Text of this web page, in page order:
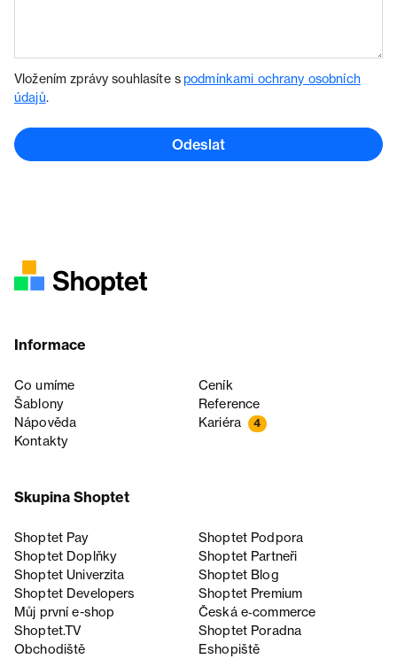
Vložením zprávy souhlasíte spodmínkami ochrany osobních
údajů.
Odeslat
Informace
Co umíme
Ceník
Šablony
Reference
Nápověda
Kariéra 4
Kontakty
Skupina Shoptet
Shoptet Pay
Shoptet Podpora
Shoptet Doplňky
Shoptet Partneři
Shoptet Univerzita
Shoptet Blog
Shoptet Developers
Shoptet Premium
Můj první e-shop
Česká e‑commerce
Shoptet.TV
Shoptet Poradna
Obchodiště
Eshopiště